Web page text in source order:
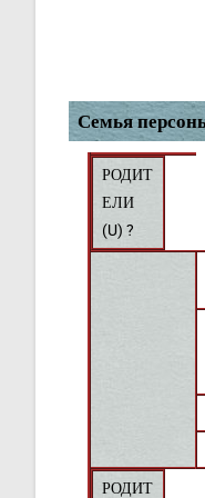
Семья
РОДИТ
ЕЛИ
(U) ?
РОДИТ